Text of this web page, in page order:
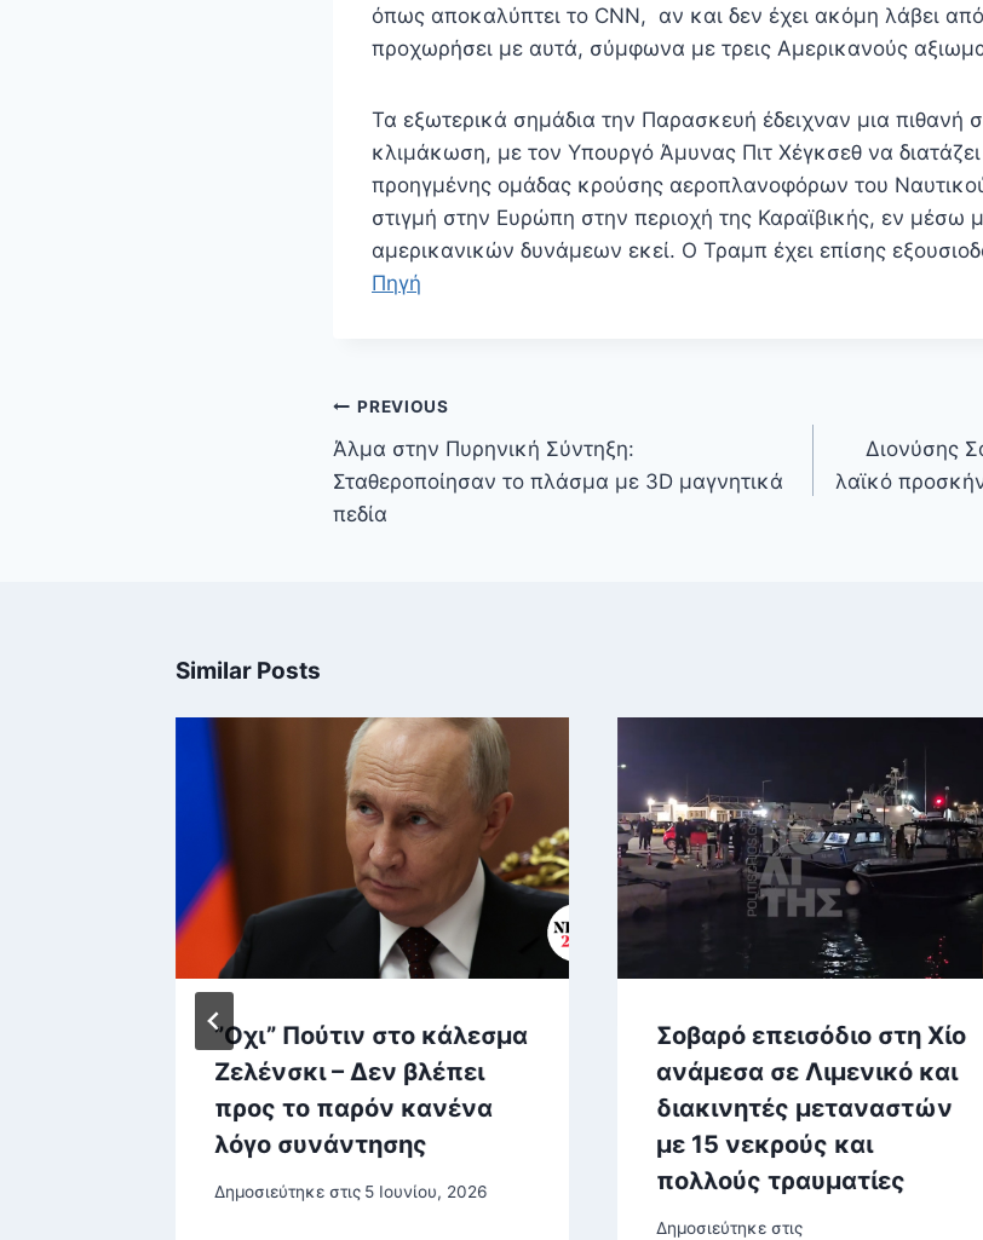
όπως αποκαλύπτει το CNN, αν και δεν έχει ακόμη λάβει
προχωρήσει με αυτά, σύμφωνα με τρεις Αμερικανούς
Τα εξωτερικά σημάδια την Παρασκευή έδειχναν μια πιθανή
κλιμάκωση, με τον Υπουργό Άμυνας Πιτ Χέγκσεθ να
προηγμένης ομάδας κρούσης αεροπλανοφόρων του
στιγμή στην Ευρώπη στην περιοχή της Καραϊβικής, εν μέσω
αμερικανικών δυνάμεων εκεί. Ο Τραμπ έχει επίσης
Πηγή
Πλοήγηση
άρθρων
PREVIOUS
Άλμα στην Πυρηνική Σύντηξη:
Σταθεροποίησαν το πλάσμα με 3D μαγνητικά
πεδία
Διονύσης
λαϊκό
Similar Posts
”Οχι” Πούτιν στο κάλεσμα
Ζελένσκι – Δεν βλέπει
προς το παρόν κανένα
λόγο συνάντησης
Δημοσιεύτηκε στις 5 Ιουνίου, 2026
Σοβαρό επεισόδιο στη Χίο
ανάμεσα σε Λιμενικό και
διακινητές μεταναστών
με 15 νεκρούς και
πολλούς τραυματίες
Δημοσιεύτηκε στις